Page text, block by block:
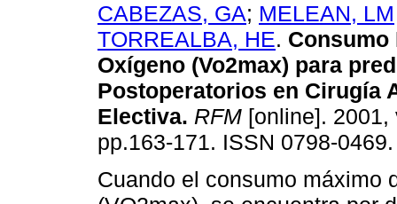
CABEZAS, GA; MELEAN, LM
TORREALBA, HE. Consumo
Oxígeno (Vo2max) para
Postoperatorios en Cirugía
Electiva. RFM [online]. 2001,
pp.163-171. ISSN 0798-0469.
Cuando el consumo máximo